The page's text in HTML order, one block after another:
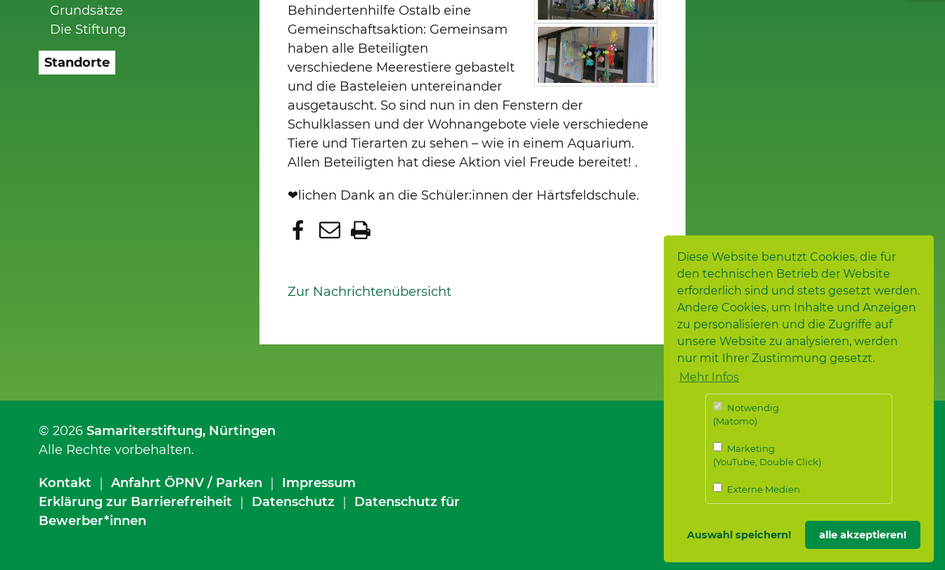
Diese Website benutzt Cookies, die für
den technischen Betrieb der Website
erforderlich sind und stets gesetzt werden.
Andere Cookies, um Inhalte und Anzeigen
zu personalisieren und die Zugriffe auf
unsere Website zu analysieren, werden
nur mit Ihrer Zustimmung gesetzt.
Mehr Infos
Notwendig
(Matomo)
Marketing
(YouTube, Double Click)
Externe Medien
Auswahl speichern! alle akzeptieren!
Grundsätze
Die Stiftung
Standorte
Behindertenhilfe Ostalb eine
Gemeinschaftsaktion: Gemeinsam
haben alle Beteiligten
verschiedene Meerestiere gebastelt
und die Basteleien untereinander
ausgetauscht. So sind nun in den Fenstern der
Schulklassen und der Wohnangebote viele verschiedene
Tiere und Tierarten zu sehen – wie in einem Aquarium.
Allen Beteiligten hat diese Aktion viel Freude bereitet! .
❤lichen Dank an die Schüler:innen der Härtsfeldschule.
Zur Nachrichtenübersicht
© 2026 Samariterstiftung, Nürtingen
Alle Rechte vorbehalten.
Kontakt ｜ Anfahrt ÖPNV / Parken ｜ Impressum
Erklärung zur Barrierefreiheit ｜ Datenschutz ｜ Datenschutz für
Bewerber*innen